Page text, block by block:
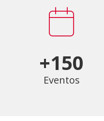
+150
Eventos